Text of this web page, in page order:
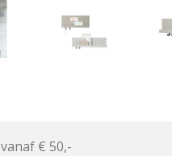
vanaf € 50,-